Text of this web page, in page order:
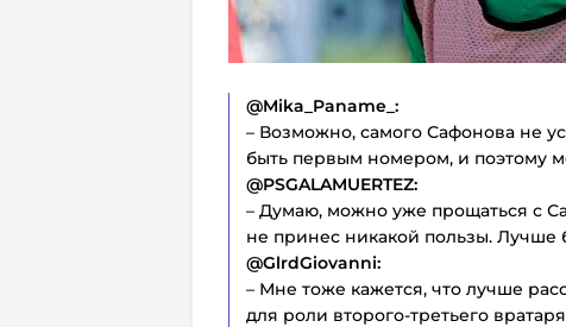
@Mika_Paname_:
– Возможно, самого Сафонова не
быть первым номером, и поэтому
@PSGALAMUERTEZ:
– Думаю, можно уже прощаться с
не принес никакой пользы. Лучше
@GlrdGiovanni:
– Мне тоже кажется, что лучше
для роли второго-третьего